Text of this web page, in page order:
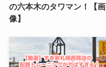
の六本木のタワマン！【画
像】